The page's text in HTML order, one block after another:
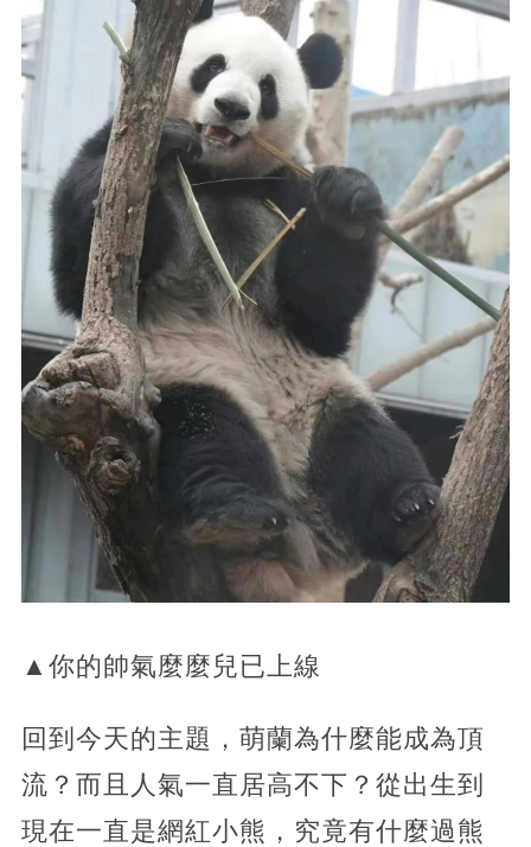
▲你的帥氣麼麼兒已上線
回到今天的主題，萌蘭為什麼能成為頂
流？而且人氣一直居高不下？從出生到
現在一直是網紅小熊，究竟有什麼過熊